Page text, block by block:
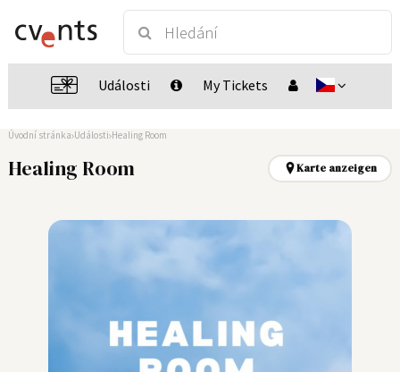
Události My Tickets
Úvodní stránka Události Healing Room
Healing Room Karte anzeigen